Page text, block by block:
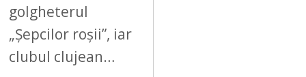
golgheterul
„Șepcilor roșii”, iar
clubul clujean…